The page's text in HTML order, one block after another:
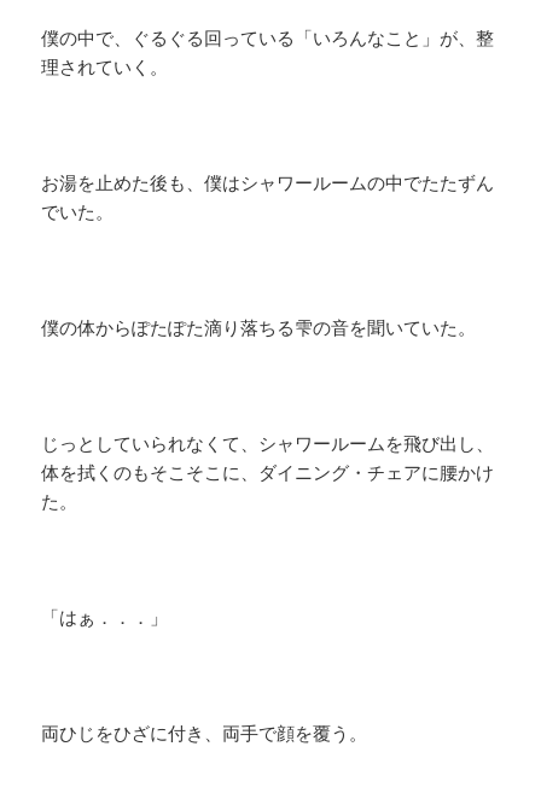
僕の中で、ぐるぐる回っている「いろんなこと」が、整
理されていく。
お湯を止めた後も、僕はシャワールームの中でたたずん
でいた。
僕の体からぽたぽた滴り落ちる雫の音を聞いていた。
じっとしていられなくて、シャワールームを飛び出し、
体を拭くのもそこそこに、ダイニング・チェアに腰かけ
た。
「はぁ．．．」
両ひじをひざに付き、両手で顔を覆う。